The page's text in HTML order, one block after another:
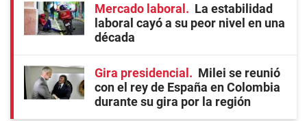
Mercado laboral
La estabilidad
laboral cayó a su peor nivel en una
década
Gira presidencial
Milei se reunió
con el rey de España en Colombia
durante su gira por la región